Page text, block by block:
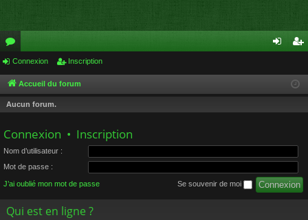
or
u
m
cri
Connexion Inscription
Accueil du forum
Aucun forum.
Connexion • Inscription
Nom d’utilisateur :
Mot de passe :
J’ai oublié mon mot de passe Se souvenir de moi
Qui est en ligne ?